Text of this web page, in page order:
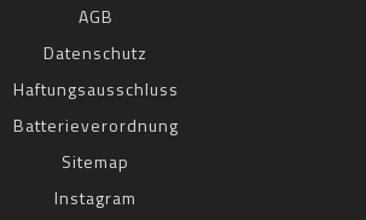
AGB
Datenschutz
Haftungsausschluss
Batterieverordnung
Sitemap
Instagram